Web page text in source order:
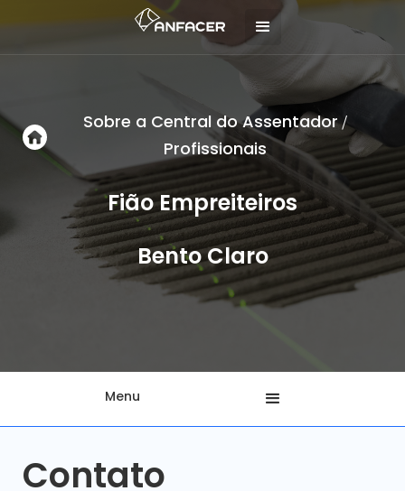
Sobre a Central do Assentador/
Profissionais
Fião Empreiteiros
Bento Claro
Menu
Contato